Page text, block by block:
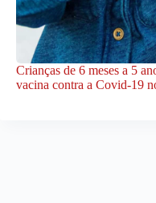
Crianças de 6 meses a 5
vacina contra a Covid-19